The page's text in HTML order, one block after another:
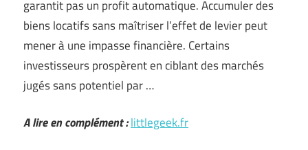
garantit pas un profit automatique. Accumuler des
biens locatifs sans maîtriser l’effet de levier peut
mener à une impasse financière. Certains
investisseurs prospèrent en ciblant des marchés
jugés sans potentiel par …
A lire en complément :littlegeek.fr